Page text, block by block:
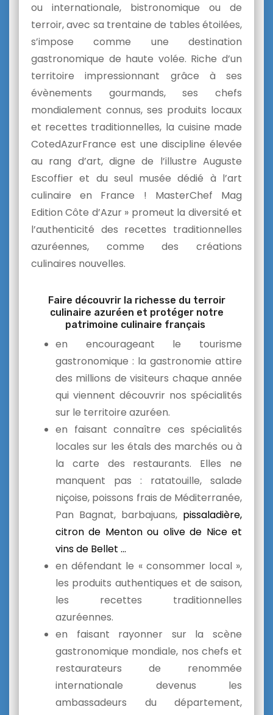
ou internationale, bistronomique ou de
terroir, avec sa trentaine de tables étoilées,
s’impose comme une destination
gastronomique de haute volée. Riche d’un
territoire impressionnant grâce à ses
évènements gourmands, ses chefs
mondialement connus, ses produits locaux
et recettes traditionnelles, la cuisine made
CotedAzurFrance est une discipline élevée
au rang d’art, digne de l’illustre Auguste
Escoffier et du seul musée dédié à l’art
culinaire en France ! MasterChef Mag
Edition Côte d’Azur » promeut la diversité et
l’authenticité des recettes traditionnelles
azuréennes, comme des créations
culinaires nouvelles.
Faire découvrir la richesse du terroir
culinaire azuréen et protéger notre
patrimoine culinaire français
en encourageant le tourisme
gastronomique : la gastronomie attire
des millions de visiteurs chaque année
qui viennent découvrir nos spécialités
sur le territoire azuréen.
en faisant connaître ces spécialités
locales sur les étals des marchés ou à
la carte des restaurants. Elles ne
manquent pas : ratatouille, salade
niçoise, poissons frais de Méditerranée,
Pan Bagnat, barbajuans, pissaladière,
citron de Menton ou olive de Nice et
vins de Bellet …
en défendant le « consommer local »,
les produits authentiques et de saison,
les recettes traditionnelles
azuréennes.
en faisant rayonner sur la scène
gastronomique mondiale, nos chefs et
restaurateurs de renommée
internationale devenus les
ambassadeurs du département,